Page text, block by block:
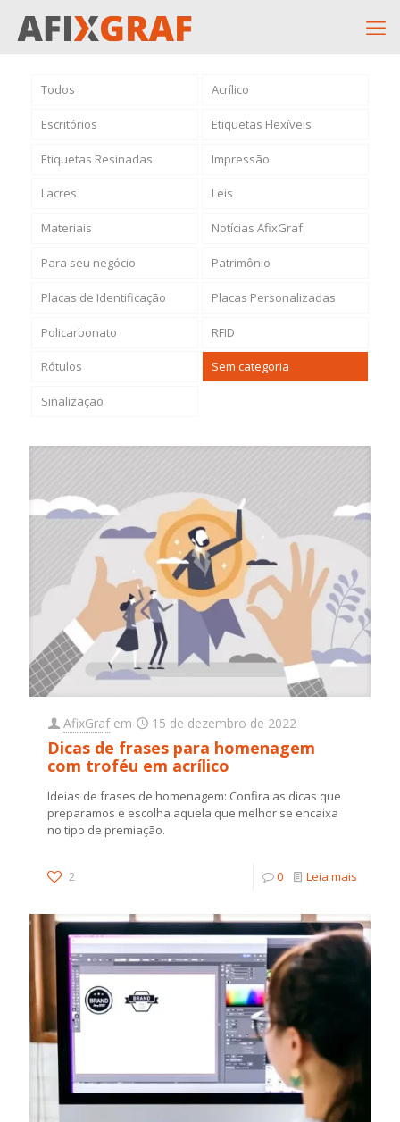
Todos Acrílico
Escritórios Etiquetas Flexíveis
Etiquetas Resinadas Impressão
Lacres Leis
Materiais Notícias AfixGraf
Para seu negócio Patrimônio
Placas de Identificação Placas Personalizadas
Policarbonato RFID
Rótulos Sem categoria
Sinalização
AfixGraf em 15 de dezembro de 2022
Dicas de frases para homenagem
com troféu em acrílico
Ideias de frases de homenagem: Confira as dicas que
preparamos e escolha aquela que melhor se encaixa
no tipo de premiação.
2 0 Leia mais